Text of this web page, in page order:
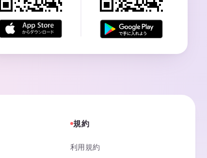
規約
利用規約